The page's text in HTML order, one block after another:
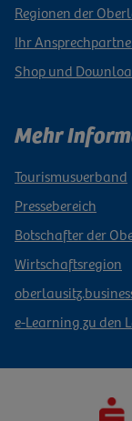
Regionen der
Ihr
Shop und
Mehr
Tourismusverband
Pressebereich
Botschafter der
Wirtschaftsregion
e-Learning zu den